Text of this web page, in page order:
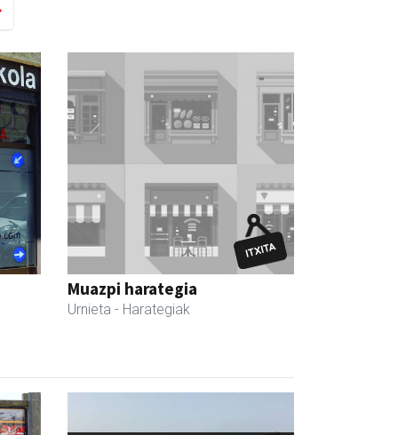
Muazpi harategia
Urnieta - Harategiak